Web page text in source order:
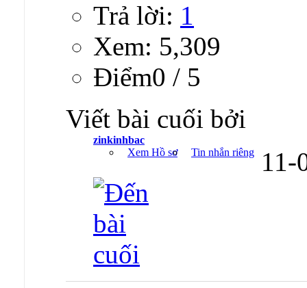
Trả lời: 1
Xem: 5,309
Ðiểm0 / 5
Viết bài cuối bởi
zinkinhbac
Xem Hồ sơ
Tin nhắn riêng 11-